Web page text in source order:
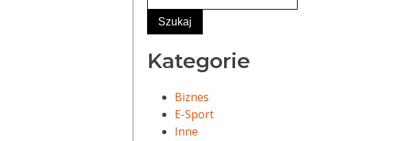
Kategorie
Biznes
E-Sport
Inne